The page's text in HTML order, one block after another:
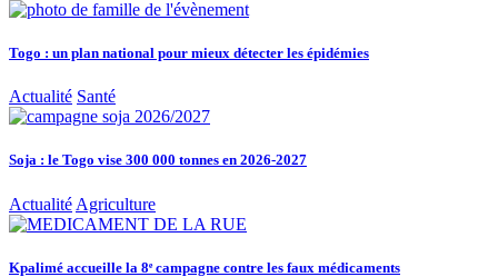
Togo : un plan national pour mieux détecter les épidémies
Actualité Santé
Soja : le Togo vise 300 000 tonnes en 2026-2027
Actualité Agriculture
Kpalimé accueille la 8ᵉ campagne contre les faux médicaments